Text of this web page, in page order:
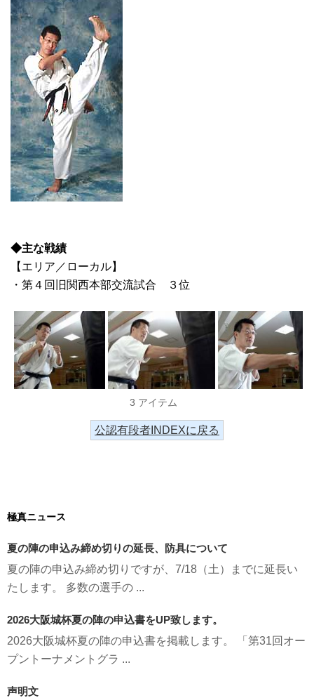
◆主な戦績
【エリア／ローカル】
・第４回旧関西本部交流試合 ３位
3 アイテム
公認有段者INDEXに戻る
極真ニュース
夏の陣の申込み締め切りの延長、防具について
夏の陣の申込み締め切りですが、7/18（土）までに延長い
たします。 多数の選手の ...
2026大阪城杯夏の陣の申込書をUP致します。
2026大阪城杯夏の陣の申込書を掲載します。 「第31回オー
プントーナメントグラ ...
声明文